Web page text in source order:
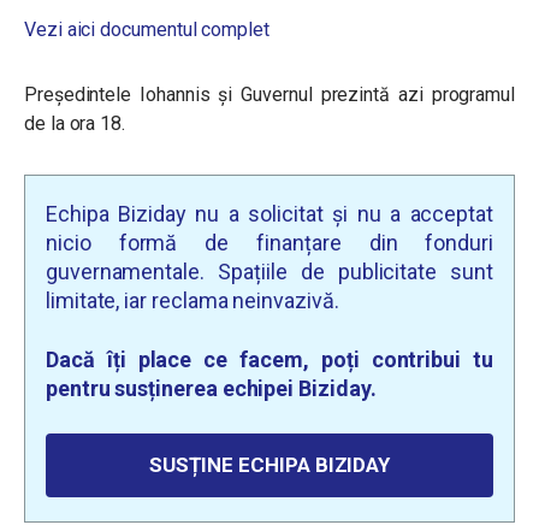
Vezi aici documentul complet
Președintele Iohannis și Guvernul prezintă azi programul
de la ora 18.
Echipa Biziday nu a solicitat și nu a acceptat
nicio formă de finanțare din fonduri
guvernamentale. Spațiile de publicitate sunt
limitate, iar reclama neinvazivă.
Dacă îți place ce facem, poți contribui tu
pentru susținerea echipei Biziday.
SUSȚINE ECHIPA BIZIDAY